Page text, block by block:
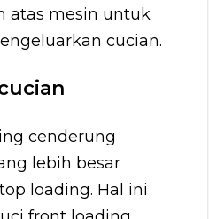
atas mesin untuk
cucian.
cenderung
lebih besar
loading. Hal ini